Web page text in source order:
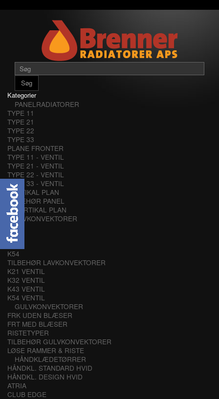
Søg
Kategorier
PANELRADIATORER
TYPE 11
TYPE 21
TYPE 22
TYPE 33
PLANE FRONTER
TYPE 11 - VENTIL
TYPE 21 - VENTIL
TYPE 22 - VENTIL
TYPE 33 - VENTIL
VERTIKAL PLAN
TILBEHØR PANEL
VERTIKAL PLAN
LAVKONVEKTORER
K21
K32
K43
K54
TILBEHØR LAVKONVEKTORER
K21 VENTIL
K32 VENTIL
K43 VENTIL
K54 VENTIL
GULVKONVEKTORER
FRK UDEN BLÆSER
FRT MED BLÆSER
RISTETYPER
TILBEHØR GULVKONVEKTORER
LØSE RAMMER & RISTE
HÅNDKLÆDETØRRER
HÅNDKL. STANDARD HVID
HÅNDKL. DESIGN HVID
ATRIA
CLUB EDGE